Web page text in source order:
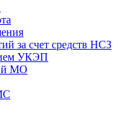
за счет средств НСЗ
УКЭП
МО